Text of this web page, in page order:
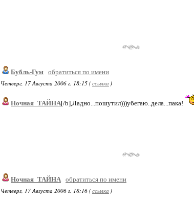
Бубль-Гум обратиться по имени
Четверг, 17 Августа 2006 г. 18:15 (ссылка )
Ночная_ТАЙНА[/b],Ладно...пошутил)))убегаю..дела...пака!
Ночная_ТАЙНА обратиться по имени
Четверг, 17 Августа 2006 г. 18:16 (ссылка )